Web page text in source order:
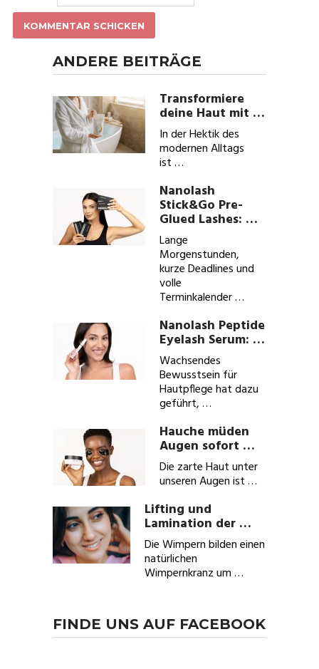
ANDERE BEITRÄGE
Transformiere
deine Haut mit …
In der Hektik des
modernen Alltags
ist …
Nanolash
Stick&Go Pre-
Glued Lashes: …
Lange
Morgenstunden,
kurze Deadlines und
volle
Terminkalender …
Nanolash Peptide
Eyelash Serum: …
Wachsendes
Bewusstsein für
Hautpflege hat dazu
geführt, …
Hauche müden
Augen sofort …
Die zarte Haut unter
unseren Augen ist …
Lifting und
Lamination der …
Die Wimpern bilden einen
natürlichen
Wimpernkranz um …
FINDE UNS AUF FACEBOOK